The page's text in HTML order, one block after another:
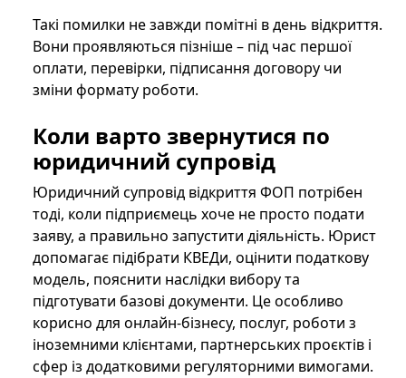
Такі помилки не завжди помітні в день відкриття.
Вони проявляються пізніше – під час першої
оплати, перевірки, підписання договору чи
зміни формату роботи.
Коли варто звернутися по
юридичний супровід
Юридичний супровід відкриття ФОП потрібен
тоді, коли підприємець хоче не просто подати
заяву, а правильно запустити діяльність. Юрист
допомагає підібрати КВЕДи, оцінити податкову
модель, пояснити наслідки вибору та
підготувати базові документи. Це особливо
корисно для онлайн-бізнесу, послуг, роботи з
іноземними клієнтами, партнерських проєктів і
сфер із додатковими регуляторними вимогами.